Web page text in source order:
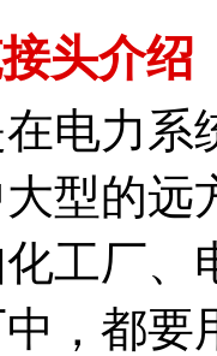
头介绍
电力
型的远
化工厂
，都要